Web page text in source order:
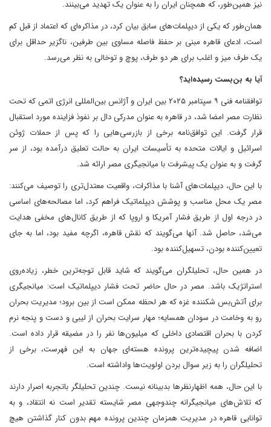
نیز همین‌طور، که همچنان ایران را به عنوان یک تهدید می‌بینند.
همان‌طور که یکی از دیپلمات‌های سابق بیان کرد، در مذاکره‌ای که اعتماد از قبل کم
است، ادعای قاهره مبنی بر حفظ فاصله مساوی بین طرفین، ناگزیر حداقل برای
یک طرف میز و اغلب برای هر دو طرف، پوچ و توخالی به نظر می‌رسد.
آیا به بن‌بست رسیده‌اید؟
توافقنامه فنی ۹ سپتامبر ۲۰۲۵ بین ایران و آژانس بین‌المللی انرژی اتمی که تحت
نظارت مصر امضا شد، در قاهره به عنوان مدرکی دال بر نفوذ فزاینده مورد استقبال
قرار گرفت. این توافق‌نامه برخی از بازرسی‌هایی را که پس از حملات ژوئن
اسرائیل و ایالات متحده به تأسیسات ایران به حالت تعلیق درآمده بود، از سر
گرفت و به عنوان یک پیشرفت با میانجیگری مصر ارائه شد.
با این حال، دیپلمات‌های آشنا با مذاکرات، واقعیت معتدل‌تری را توصیف می‌کنند:
مصر یک محل مناسب و پوشش دیپلماتیک فراهم کرد، اما مصالحه‌های اساسی
در درجه اول از طریق فشار آمریکا و اروپا که از طریق کانال‌های مخفی هدایت
می‌شد، حاصل شد. آنها می‌گویند که نقش قاهره، اگرچه مفید بود، اما به جای
تعیین‌کننده بودن، تسهیل‌کننده بود.
در همین حال، تحلیلگران می‌گویند که شاید قابل توجه‌ترین خطر، زیاده‌روی
استراتژیک باشد. مصر در حال حاضر تحت فشار دیپلماتیک است: میانجیگری
برای آتش‌بس شکننده غزه که هر لحظه ممکن است از بین برود؛ مدیریت بحران
رو به وخامت در سودان همسایه؛ مهار سرایت بحران از لیبی و دست و پنجه نرم
کردن با بحران اقتصادی داخلی که میلیون‌ها نفر را در مضیقه قرار داده است.
اضافه شدن پیچیده‌ترین پرونده هسته‌ای جهان به این فهرست، برخی از
تحلیلگران را به زیر سوال بردن اولویت‌ها واداشته است.
با این حال، همه اظهارنظرها بدبینانه نیست. چندین تحلیلگر باتجربه اصرار دارند
که تلاش‌های میانجیگرانه چندوجهی مصر شایسته تقدیر است نه انتقاد، و به
توانایی قاهره در مدیریت همزمان چندین پرونده مهم بدون کنار گذاشتن هیچ